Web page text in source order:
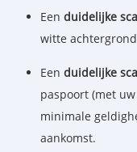
Een duidelijke
witte
Een duidelijke
paspoort (met
minimale
aankomst.